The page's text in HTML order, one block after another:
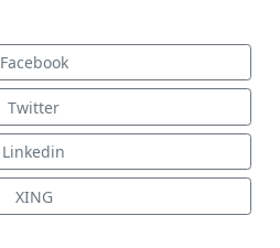
Facebook
Twitter
Linkedin
XING